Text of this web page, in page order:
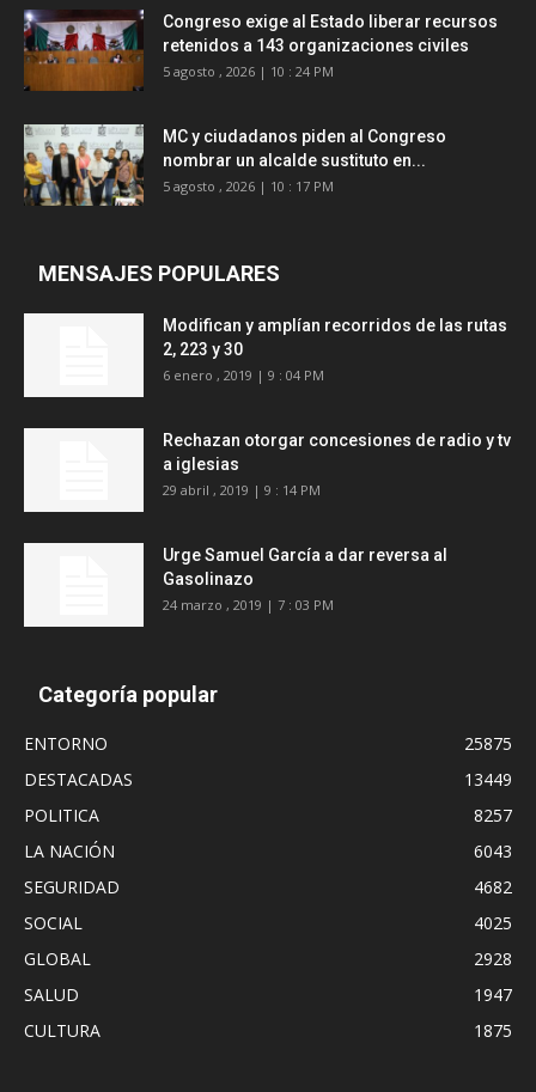
Congreso exige al Estado liberar recursos
retenidos a 143 organizaciones civiles
5 agosto , 2026 | 10 : 24 PM
MC y ciudadanos piden al Congreso
nombrar un alcalde sustituto en...
5 agosto , 2026 | 10 : 17 PM
MENSAJES POPULARES
Modifican y amplían recorridos de las rutas
2, 223 y 30
6 enero , 2019 | 9 : 04 PM
Rechazan otorgar concesiones de radio y tv
a iglesias
29 abril , 2019 | 9 : 14 PM
Urge Samuel García a dar reversa al
Gasolinazo
24 marzo , 2019 | 7 : 03 PM
Categoría popular
ENTORNO
25875
DESTACADAS
13449
POLITICA
8257
LA NACIÓN
6043
SEGURIDAD
4682
SOCIAL
4025
GLOBAL
2928
SALUD
1947
CULTURA
1875